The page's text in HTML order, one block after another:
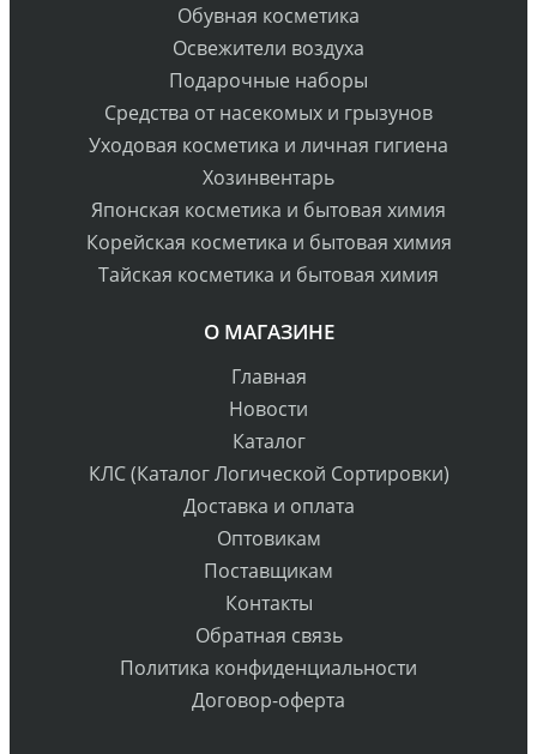
Обувная косметика
Освежители воздуха
Подарочные наборы
Средства от насекомых и грызунов
Уходовая косметика и личная гигиена
Хозинвентарь
Японская косметика и бытовая химия
Корейская косметика и бытовая химия
Тайская косметика и бытовая химия
О МАГАЗИНЕ
Главная
Новости
Каталог
КЛС (Каталог Логической Сортировки)
Доставка и оплата
Оптовикам
Поставщикам
Контакты
Обратная связь
Политика конфиденциальности
Договор-оферта